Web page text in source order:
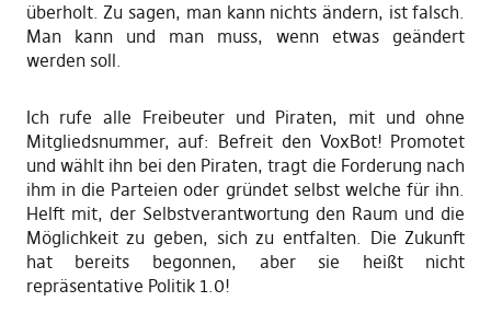
überholt. Zu sagen, man kann nichts ändern, ist falsch.
Man kann und man muss, wenn etwas geändert
werden soll.
Ich rufe alle Freibeuter und Piraten, mit und ohne
Mitgliedsnummer, auf: Befreit den VoxBot! Promotet
und wählt ihn bei den Piraten, tragt die Forderung nach
ihm in die Parteien oder gründet selbst welche für ihn.
Helft mit, der Selbstverantwortung den Raum und die
Möglichkeit zu geben, sich zu entfalten. Die Zukunft
hat bereits begonnen, aber sie heißt nicht
repräsentative Politik 1.0!